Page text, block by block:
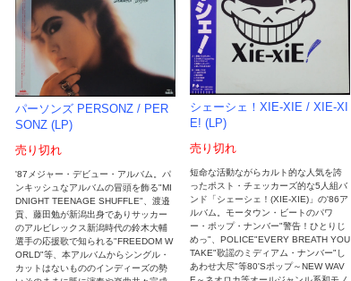
パーソンズ PERSONZ ‎/ PER
SONZ (LP)
売り切れ
'87メジャー・デビュー・アルバム。パ
ンキッシュなアルバムの冒頭を飾る"MI
DNIGHT TEENAGE SHUFFLE"、渡邉
貢、藤田勉が新潟出身でありサッカー
のアルビレックス新潟時代の鈴木大輔
選手の応援歌で知られる"FREEDOM W
ORLD"等、本アルバムからシングル・
カットはないもののインディーズの勢
シェーシェ！XIE-XIE ‎/ XIE-XI
E! (LP)
売り切れ
短命な活動ながらカルト的な人気を誇
ったポスト・チェッカーズ的な5人組バ
ンド「シェーシェ！(XIE-XIE)」の'86ア
ルバム。モータウン・ビートのパワ
ー・ポップ・ナンバー"警告！ひとりじ
めっ"、POLICE"EVERY BREATH YOU
TAKE"歌謡のミディアム・ナンバー"し
あわせ大尽"等80'Sポップ～NEW WAV